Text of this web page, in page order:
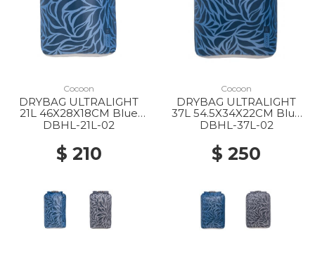
Cocoon
DRYBAG ULTRALIGHT
21L 46X28X18CM Blue
leaves
DBHL-21L-02
$ 210
Cocoon
DRYBAG ULTRALIGHT
37L 54.5X34X22CM Blue
leaves
DBHL-37L-02
$ 250